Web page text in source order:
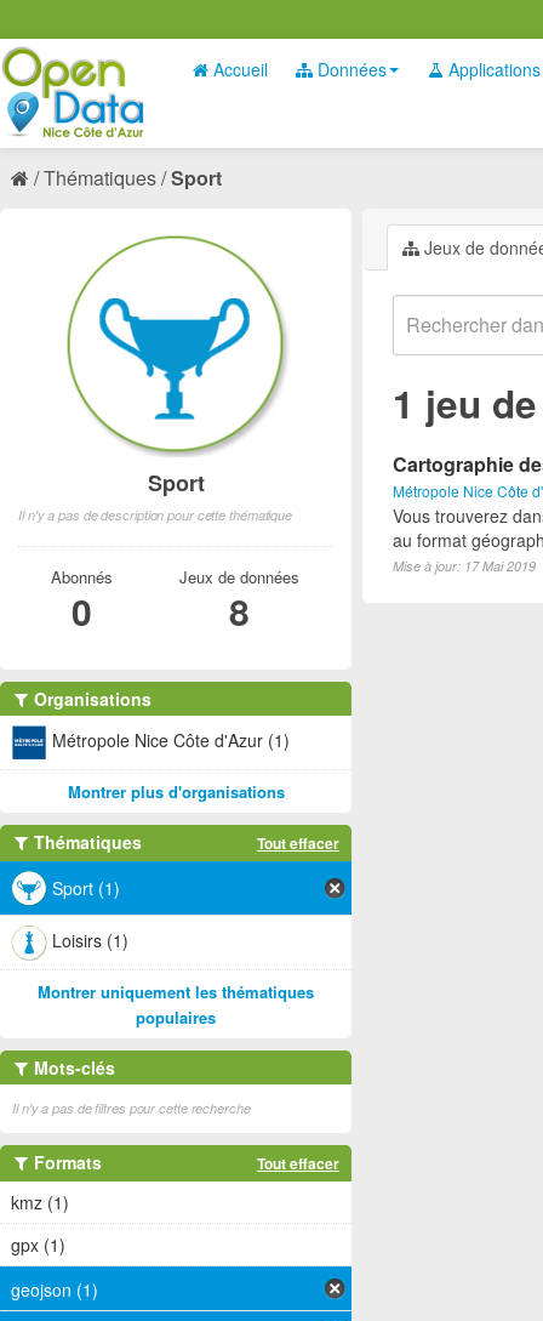
Accueil Données Applications
Thématiques Sport
Jeux de
1 jeu
Cartographie
Métropole Nice Côte
Vous trouverez
au format
Mise à jour: 17 Mai 2019
Sport
Il n'y a pas de description pour cette thématique
Abonnés
0
Jeux de données
8
Organisations
Métropole Nice Côte d'Azur (1)
Montrer plus d'organisations
Thématiques Tout effacer
Sport (1)
Loisirs (1)
Montrer uniquement les thématiques
populaires
Mots-clés
Il n'y a pas de filtres pour cette recherche
Formats Tout effacer
kmz (1)
gpx (1)
geojson (1)